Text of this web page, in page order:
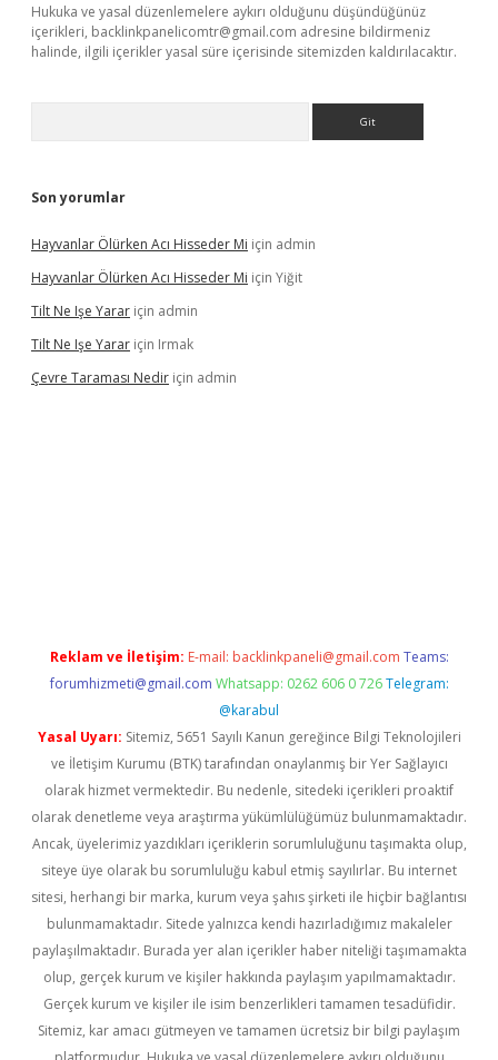
Hukuka ve yasal düzenlemelere aykırı olduğunu düşündüğünüz
içerikleri, backlinkpanelicomtr@gmail.com adresine bildirmeniz
halinde, ilgili içerikler yasal süre içerisinde sitemizden kaldırılacaktır.
Son yorumlar
Hayvanlar Ölürken Acı Hisseder Mi için admin
Hayvanlar Ölürken Acı Hisseder Mi için Yiğit
Tilt Ne Işe Yarar için admin
Tilt Ne Işe Yarar için Irmak
Çevre Taraması Nedir için admin
Reklam ve İletişim: E-mail: backlinkpaneli@gmail.com Teams:
forumhizmeti@gmail.com Whatsapp: 0262 606 0 726 Telegram:
@karabul
Yasal Uyarı: Sitemiz, 5651 Sayılı Kanun gereğince Bilgi Teknolojileri
ve İletişim Kurumu (BTK) tarafından onaylanmış bir Yer Sağlayıcı
olarak hizmet vermektedir. Bu nedenle, sitedeki içerikleri proaktif
olarak denetleme veya araştırma yükümlülüğümüz bulunmamaktadır.
Ancak, üyelerimiz yazdıkları içeriklerin sorumluluğunu taşımakta olup,
siteye üye olarak bu sorumluluğu kabul etmiş sayılırlar. Bu internet
sitesi, herhangi bir marka, kurum veya şahıs şirketi ile hiçbir bağlantısı
bulunmamaktadır. Sitede yalnızca kendi hazırladığımız makaleler
paylaşılmaktadır. Burada yer alan içerikler haber niteliği taşımamakta
olup, gerçek kurum ve kişiler hakkında paylaşım yapılmamaktadır.
Gerçek kurum ve kişiler ile isim benzerlikleri tamamen tesadüfidir.
Sitemiz, kar amacı gütmeyen ve tamamen ücretsiz bir bilgi paylaşım